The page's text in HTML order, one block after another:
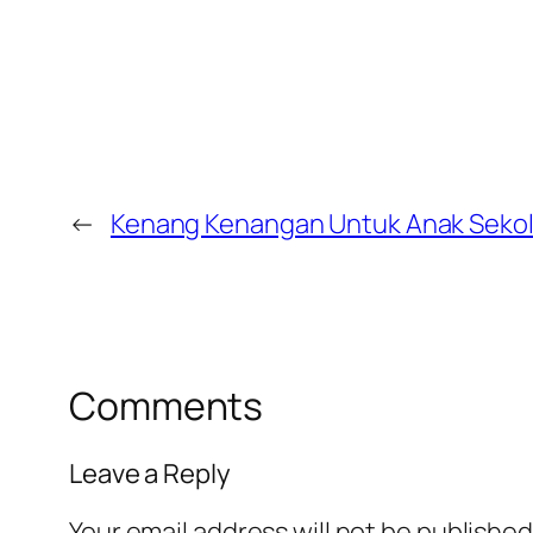
← Kenang Kenangan Untuk Anak
Comments
Leave a Reply